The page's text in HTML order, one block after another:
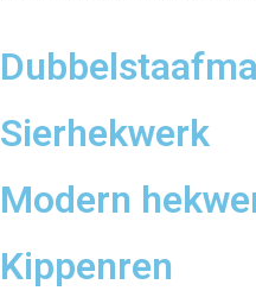
Sierhekwerk
Modern
Kippenren